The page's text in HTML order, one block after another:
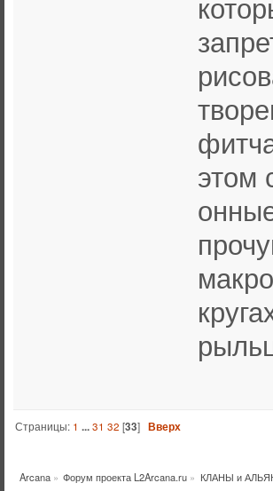
этом
Страницы: 1 ...31 32 [33]Вверх
Arcana» Форум проекта L2Arcana.ru » КЛАНЫ и